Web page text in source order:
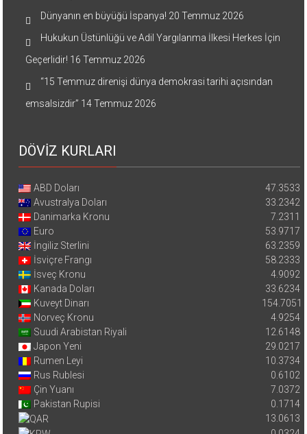
Dünyanın en büyüğü İspanya! 20 Temmuz 2026
Hukukun Üstünlüğü ve Adil Yargılanma İlkesi Herkes İçin
Geçerlidir! 16 Temmuz 2026
“15 Temmuz direnişi dünya demokrasi tarihi açısından
emsalsizdir” 14 Temmuz 2026
DÖVİZ KURLARI
ABD Doları
47.3533
Avustralya Doları
33.2342
Danimarka Kronu
7.2311
Euro
53.9717
İngiliz Sterlini
63.2359
İsviçre Frangı
58.2333
İsveç Kronu
4.9092
Kanada Doları
33.6234
Kuveyt Dinarı
154.7051
Norveç Kronu
4.9254
Suudi Arabistan Riyali
12.6148
Japon Yeni
29.0217
Rumen Leyi
10.3734
Rus Rublesi
0.6102
Çin Yuanı
7.0372
Pakistan Rupisi
0.1714
13.0613